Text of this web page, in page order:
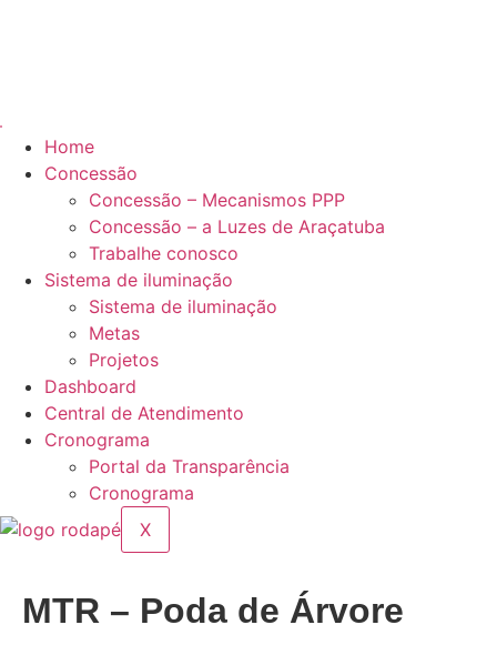
Home
Concessão
Concessão – Mecanismos PPP
Concessão – a Luzes de Araçatuba
Trabalhe conosco
Sistema de iluminação
Sistema de iluminação
Metas
Projetos
Dashboard
Central de Atendimento
Cronograma
Portal da Transparência
Cronograma
X
MTR – Poda de Árvore